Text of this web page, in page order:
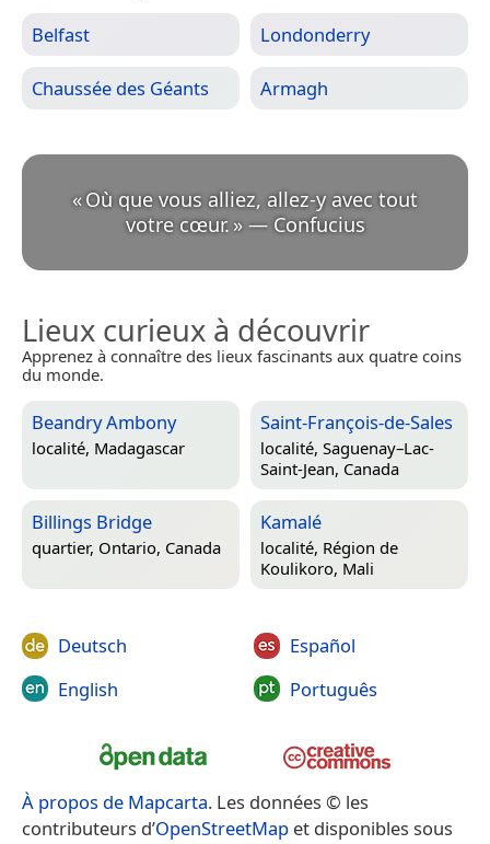
Belfast Londonderry
Chaussée des Géants Armagh
«Où que vous alliez, allez-y avec tout
votre cœur. » — Confucius
Lieux curieux à découvrir
Apprenez à connaître des lieux fascinants aux quatre coins
du monde.
Beandry Ambony
localité, Madagascar
Saint-François-de-Sales
localité, Saguenay–Lac-
Saint-Jean, Canada
Billings Bridge
quartier, Ontario, Canada
Kamalé
localité, Région de
Koulikoro, Mali
Deutsch
English
Español
Português
À propos de Mapcarta. Les données © les
contributeurs d’OpenStreetMap et disponibles sous